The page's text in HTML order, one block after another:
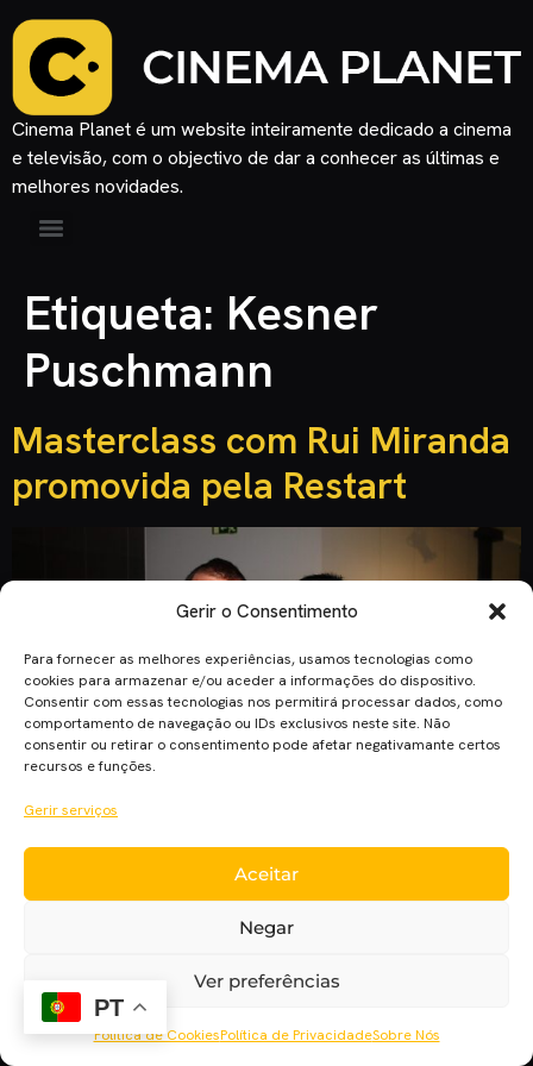
Gerir o Consentimento
Para fornecer as melhores experiências, usamos tecnologias como
cookies para armazenar e/ou aceder a informações do dispositivo.
Consentir com essas tecnologias nos permitirá processar dados, como
comportamento de navegação ou IDs exclusivos neste site. Não
consentir ou retirar o consentimento pode afetar negativamante certos
recursos e funções.
Gerir serviços
Aceitar
Negar
Ver preferências
Política de CookiesPolítica de PrivacidadeSobre Nós
Cinema Planet é um website inteiramente dedicado a cinema
e televisão, com o objectivo de dar a conhecer as últimas e
melhores novidades.
Etiqueta: Kesner
Puschmann
Masterclass com Rui Miranda
promovida pela Restart
O actor, e colaborador do Cinema Pla’net, Jonathan Brum
esteve presente na Masterclass de Som para Imagem com
Rui Miranda hoje na Restart, Instituto de Criatividade, Artes e
Novas Tecnologias. Rui Miranda é engenheiro de som (sound
designer) com experiência na produção de som de filmes
como “Homem de Ferro 3”, “Transformers”, “2012” ou a […]
PT